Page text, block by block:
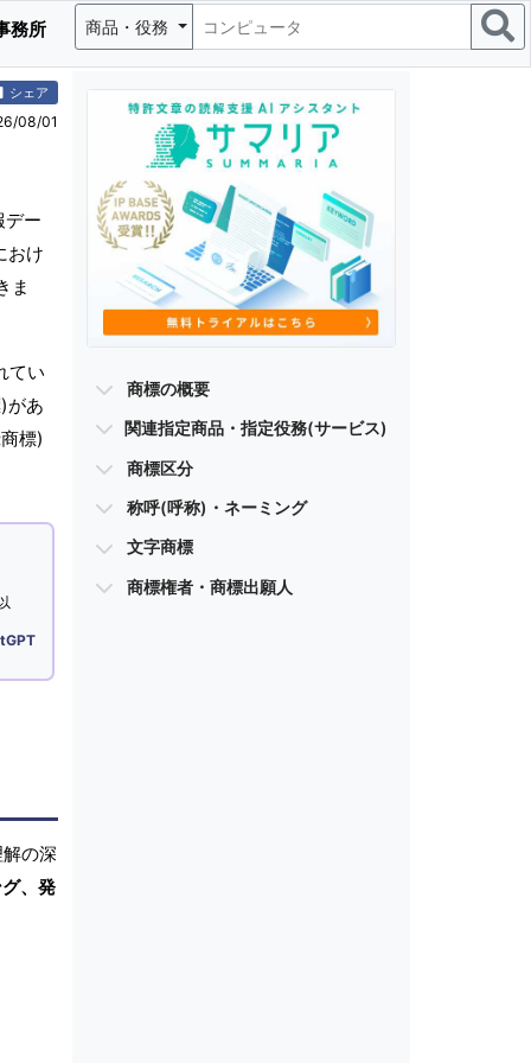
務所 商品・役務
シェア
08/01
デー
おけ
ま
てい
があ
標)
の深
、発
商標の概要
関連指定商品・指定役務(サービス)
商標区分
称呼(呼称)・ネーミング
文字商標
商標権者・商標出願人